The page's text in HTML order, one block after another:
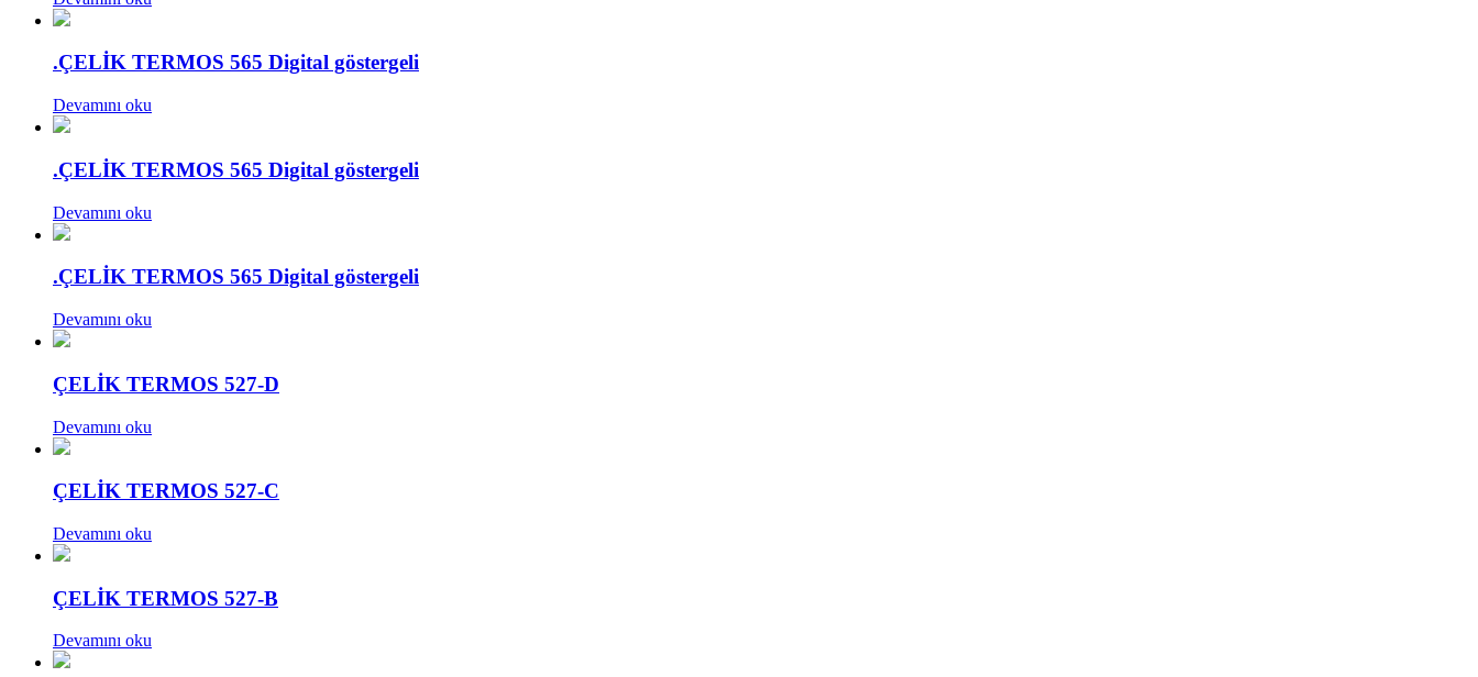
.ÇELİK TERMOS 565 Digital göstergeli
Devamını oku
.ÇELİK TERMOS 565 Digital göstergeli
Devamını oku
.ÇELİK TERMOS 565 Digital göstergeli
Devamını oku
ÇELİK TERMOS 527-D
Devamını oku
ÇELİK TERMOS 527-C
Devamını oku
ÇELİK TERMOS 527-B
Devamını oku